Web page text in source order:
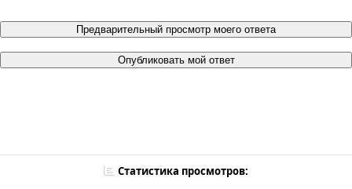
Предварительный просмотр моего ответа
Опубликовать мой ответ
Статистика просмотров: